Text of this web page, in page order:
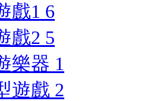
戲1 6
戲2 5
樂器 1
遊戲 2